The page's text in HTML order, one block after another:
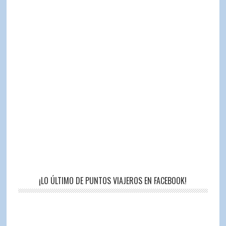
¡LO ÚLTIMO DE PUNTOS VIAJEROS EN FACEBOOK!